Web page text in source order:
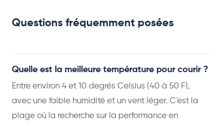
Questions fréquemment posées
Quelle est la meilleure température pour courir ?
Entre environ 4 et 10 degrés Celsius (40 à 50 F),
avec une faible humidité et un vent léger. C'est la
plage où la recherche sur la performance en